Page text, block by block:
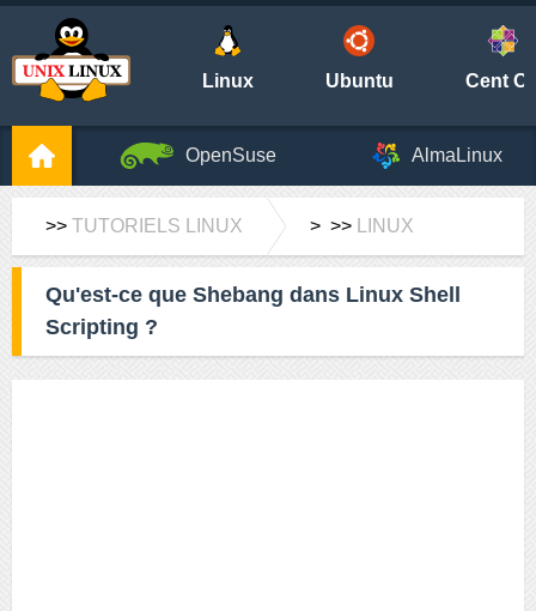
Linux Ubuntu Cent
OpenSuse AlmaLinux
>> TUTORIELS LINUX > >> LINUX
Qu'est-ce que Shebang dans Linux Shell
Scripting ?